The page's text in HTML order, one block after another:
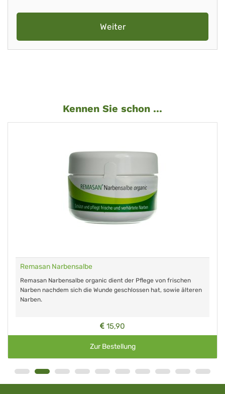
Weiter
Kennen Sie schon ...
Remasan Narbensalbe
Remasan Narbensalbe organic dient der Pflege von frischen
Narben nachdem sich die Wunde geschlossen hat, sowie älteren
Narben.
15,90
Zur Bestellung